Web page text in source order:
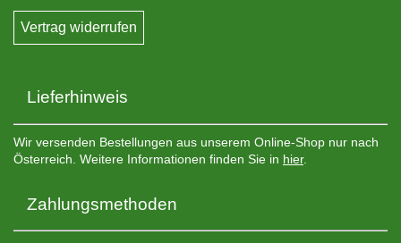
Vertrag widerrufen
Lieferhinweis
Wir versenden Bestellungen aus unserem Online-Shop nur nach
Österreich. Weitere Informationen finden Sie in hier.
Zahlungsmethoden